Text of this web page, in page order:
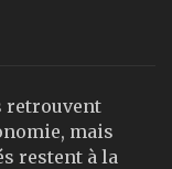
retrouvent
mais
restent à la